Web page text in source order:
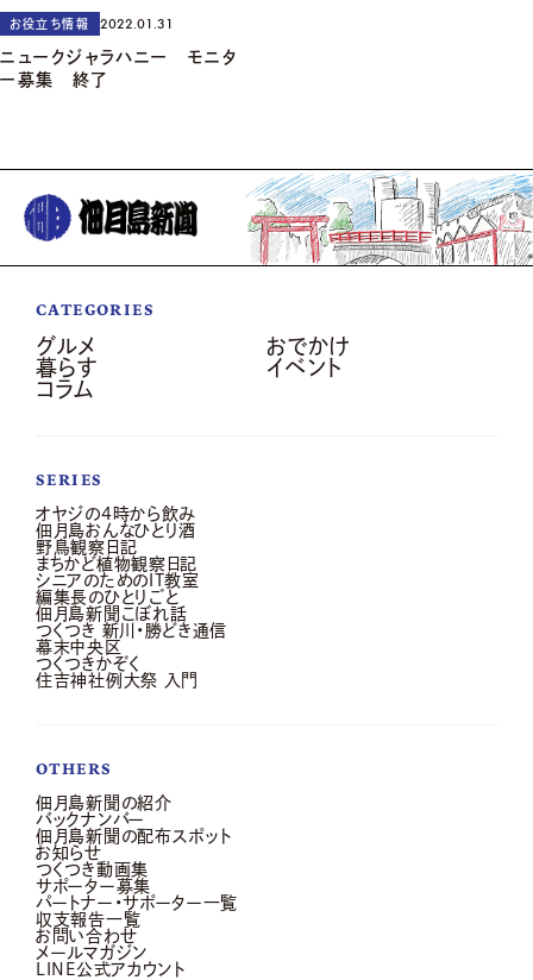
お役立ち情報 2022.01.31
ニュークジャラハニー モニタ
ー募集 終了
CATEGORIES
グルメ
おでかけ
暮らす
イベント
コラム
SERIES
オヤジの4時から飲み
佃月島おんなひとり酒
野鳥観察日記
まちかど植物観察日記
シニアのためのIT教室
編集長のひとりごと
佃月島新聞こぼれ話
つくつき 新川・勝どき通信
幕末中央区
つくつきかぞく
住吉神社例大祭 入門
OTHERS
佃月島新聞の紹介
バックナンバー
佃月島新聞の配布スポット
お知らせ
つくつき動画集
サポーター募集
パートナー・サポーター一覧
収支報告一覧
お問い合わせ
メールマガジン
LINE公式アカウント